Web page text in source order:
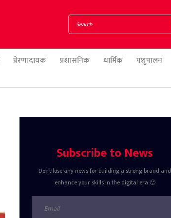
प्रेरणादायक प्रशासनिक धार्मिक
पशुपालन
Subscribe to News
Don't lose any news for building a strong brand and
enhance your skills in the digital era 🙂